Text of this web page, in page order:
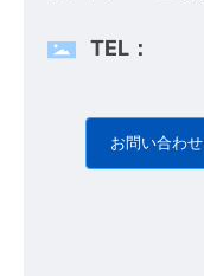
TEL：
お問い合わせ